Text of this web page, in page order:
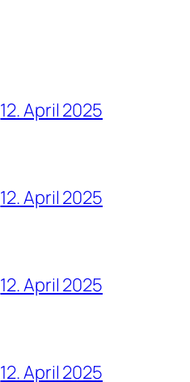
12. April 2025
12. April 2025
12. April 2025
12. April 2025